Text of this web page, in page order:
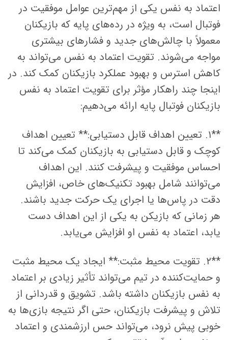
اعتماد به نفس یکی از مهم‌ترین عوامل موفقیت در
فوتبال است، به ویژه در رده‌های پایه که بازیکنان
معمولاً با چالش‌های جدید و فشارهای بیشتری
مواجه می‌شوند. تقویت اعتماد به نفس می‌تواند به
کاهش استرس و بهبود عملکرد بازیکنان کمک کند. در
اینجا چند راهکار مؤثر برای تقویت اعتماد به نفس
بازیکنان فوتبال پایه ارائه می‌دهیم:
**۱. تعیین اهداف قابل دستیابی:** تعیین اهداف
کوچک و قابل دستیابی به بازیکنان کمک می‌کند تا
احساس موفقیت و پیشرفت کنند. این اهداف
می‌توانند شامل بهبود تکنیک‌های خاص، افزایش
دقت در پاس‌ها یا اجرای یک حرکت جدید باشند.
هر زمانی که بازیکن به یکی از این اهداف دست
یابد، اعتماد به نفس او افزایش می‌یابد.
**۲. تقویت محیط مثبت:** ایجاد یک محیط مثبت
و حمایت‌کننده در تیم می‌تواند تأثیر زیادی بر اعتماد
به نفس بازیکنان داشته باشد. تشویق و قدردانی از
تلاش و پیشرفت بازیکنان، حتی اگر نتیجه بازی‌ها به
خوبی پیش نرود، می‌تواند حس ارزشمندی و اعتماد